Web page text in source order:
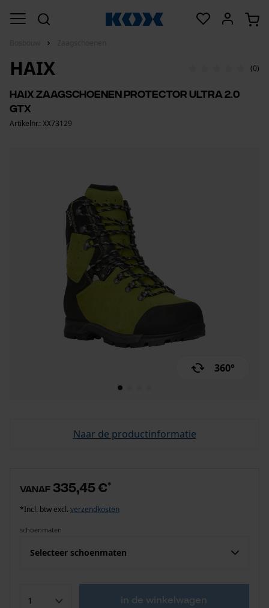
360°
HAIX (0)
Haix zaagschoenen Protector Ultra 2.0
GTX
Artikelnr.: XX73129
Naar de productinformatie
vanaf 335,45 €*
*Incl. btw excl. verzendkosten
schoenmaten
Selecteer schoenmaten
in de winkelwagen